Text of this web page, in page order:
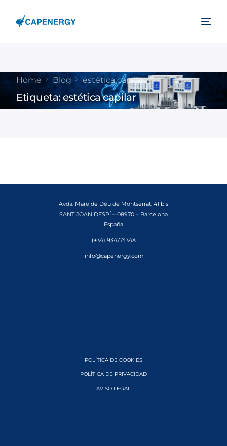
Home Blog estética capilar
Etiqueta:estética capilar
Avda. Mare de Déu de Montserrat, 41 bis
SANT JOAN DESPÍ – 08970 – Barcelona
España
(+34) 934774348
info@capenergy.com
POLÍTICA DE COOKIES
POLÍTICA DE PRIVACIDAD
AVISO LEGAL